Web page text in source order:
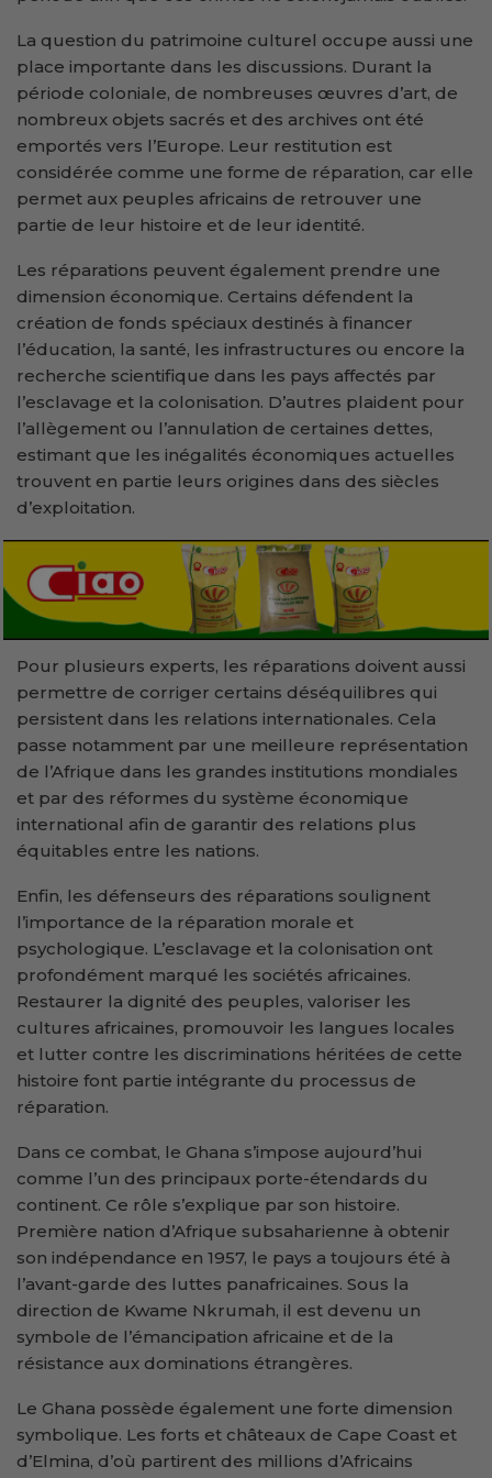
La question du patrimoine culturel occupe aussi une
place importante dans les discussions. Durant la
période coloniale, de nombreuses œuvres d’art, de
nombreux objets sacrés et des archives ont été
emportés vers l’Europe. Leur restitution est
considérée comme une forme de réparation, car elle
permet aux peuples africains de retrouver une
partie de leur histoire et de leur identité.
Les réparations peuvent également prendre une
dimension économique. Certains défendent la
création de fonds spéciaux destinés à financer
l’éducation, la santé, les infrastructures ou encore la
recherche scientifique dans les pays affectés par
l’esclavage et la colonisation. D’autres plaident pour
l’allègement ou l’annulation de certaines dettes,
estimant que les inégalités économiques actuelles
trouvent en partie leurs origines dans des siècles
d’exploitation.
Pour plusieurs experts, les réparations doivent aussi
permettre de corriger certains déséquilibres qui
persistent dans les relations internationales. Cela
passe notamment par une meilleure représentation
de l’Afrique dans les grandes institutions mondiales
et par des réformes du système économique
international afin de garantir des relations plus
équitables entre les nations.
Enfin, les défenseurs des réparations soulignent
l’importance de la réparation morale et
psychologique. L’esclavage et la colonisation ont
profondément marqué les sociétés africaines.
Restaurer la dignité des peuples, valoriser les
cultures africaines, promouvoir les langues locales
et lutter contre les discriminations héritées de cette
histoire font partie intégrante du processus de
réparation.
Dans ce combat, le Ghana s’impose aujourd’hui
comme l’un des principaux porte-étendards du
continent. Ce rôle s’explique par son histoire.
Première nation d’Afrique subsaharienne à obtenir
son indépendance en 1957, le pays a toujours été à
l’avant-garde des luttes panafricaines. Sous la
direction de Kwame Nkrumah, il est devenu un
symbole de l’émancipation africaine et de la
résistance aux dominations étrangères.
Le Ghana possède également une forte dimension
symbolique. Les forts et châteaux de Cape Coast et
d’Elmina, d’où partirent des millions d’Africains